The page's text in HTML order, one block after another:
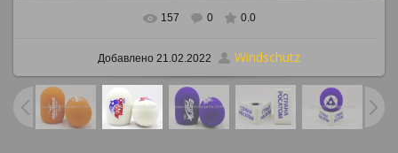
В реальном размере 886x647
157 0 0.0
Добавлено 21.02.2022 Windschutz